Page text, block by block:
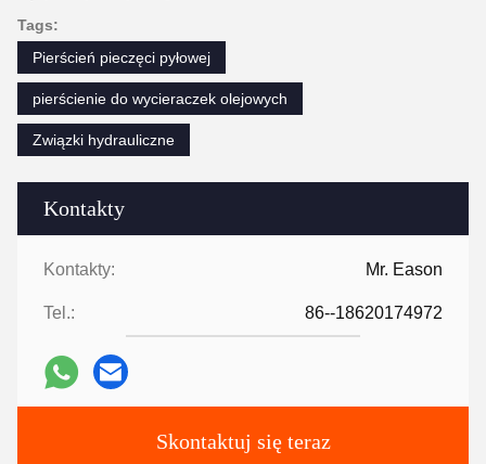
Kontakty
Kontakty: Mr. Eason
Tel.: 86--18620174972
Skontaktuj się teraz
Tags:
Pierścień pieczęci pyłowej
pierścienie do wycieraczek olejowych
Związki hydrauliczne